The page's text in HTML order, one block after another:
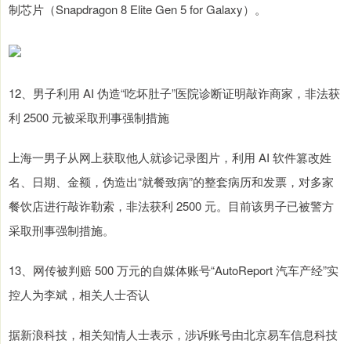
制芯片（Snapdragon 8 Elite Gen 5 for Galaxy）。
12、男子利用 AI 伪造“吃坏肚子”医院诊断证明敲诈商家，非法获
利 2500 元被采取刑事强制措施
上海一男子从网上获取他人就诊记录图片，利用 AI 软件篡改姓
名、日期、金额，伪造出“就餐致病”的整套病历和发票，对多家
餐饮店进行敲诈勒索，非法获利 2500 元。目前该男子已被警方
采取刑事强制措施。
13、网传被判赔 500 万元的自媒体账号“AutoReport 汽车产经”实
控人为李斌，相关人士否认
据新浪科技，相关知情人士表示，涉诉账号由北京易车信息科技